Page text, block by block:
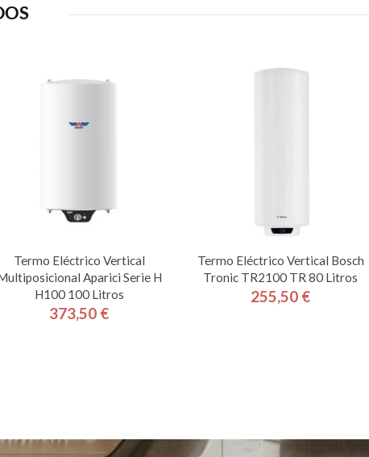
Termo Eléctrico Vertical
Aparici Serie H
H100 100 Litros
Precio
373,50 €
Termo Eléctrico Vertical Bosch
Tronic TR2100 TR 80 Litros
Precio
255,50 €